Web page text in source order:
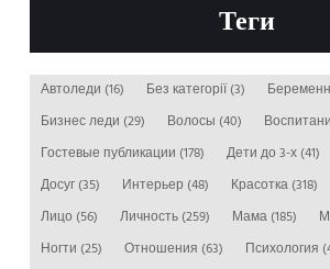
Теги
Автоледи (16) Без категорії(3)
Бизнес леди (29) Волосы (40)
Гостевые публикации (178) Дети до 3-х (41)
Досуг (35) Интерьер (48) Красотка (318)
Лицо (56) Личность (259) Мама (185)
Ногти (25) Отношения (63) Психология